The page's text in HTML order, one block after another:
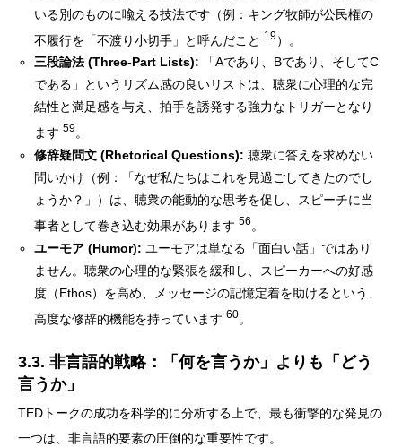
いる別のものに喩える技法です（例：キング牧師が公民権の
不履行を「不渡り小切手」と呼んだこと
19）。
三段論法 (Three-Part Lists): 「Aであり、Bであり、そしてC
である」というリズム感の良いリストは、聴衆に心理的な完
結性と満足感を与え、拍手を誘発する強力なトリガーとなり
ます59。
修辞疑問文 (Rhetorical Questions): 聴衆に答えを求めない
問いかけ（例：「なぜ私たちはこれを見過ごしてきたのでし
ょうか？」）は、聴衆の能動的な思考を促し、スピーチに当
事者として巻き込む効果があります56 。
ユーモア (Humor): ユーモアは単なる「面白い話」ではあり
ません。聴衆の心理的な緊張を緩和し、スピーカーへの好感
度（Ethos）を高め、メッセージの記憶定着を助けるという、
高度な修辞的機能を持っています60。
3.3. 非言語的戦略：「何を言うか」よりも「どう
言うか」
TEDトークの成功を科学的に分析する上で、最も衝撃的な発見の
一つは、非言語的要素の圧倒的な重要性です。